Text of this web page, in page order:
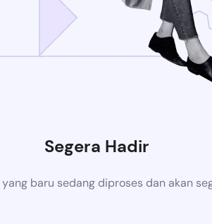
Segera Hadir
baru sedang diproses dan akan